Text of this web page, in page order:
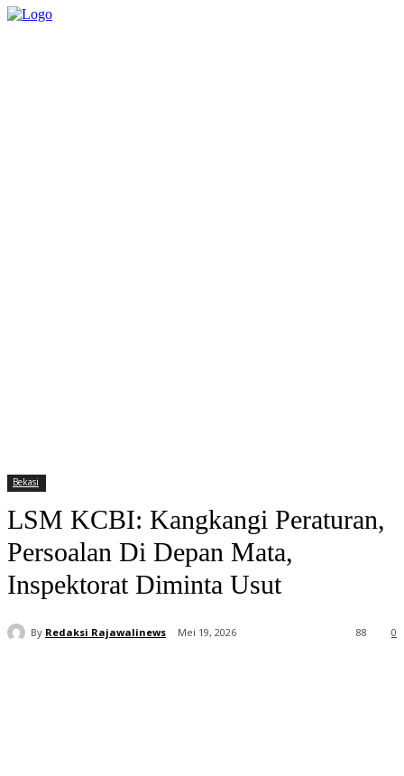
Bekasi
LSM KCBI: Kangkangi Peraturan,
Persoalan Di Depan Mata,
Inspektorat Diminta Usut
By Redaksi Rajawalinews Mei 19, 2026 0
88